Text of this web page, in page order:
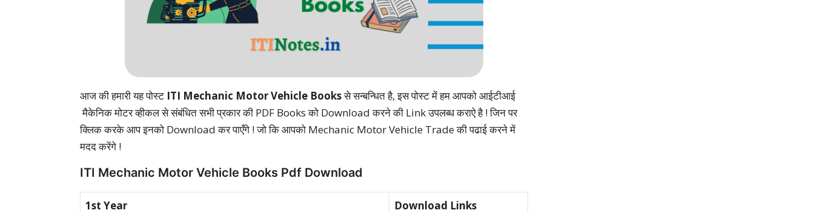
आज की हमारी यह पोस्ट ITI Mechanic Motor Vehicle Booksसे सन्बन्धित है, इस पोस्ट में हम आपको आईटीआई
मैकेनिक मोटर व्हीकल से संबंधित सभी प्रकार की PDF Books को Download करने की Link उपलब्ध कराऐ है ! जिन पर
क्लिक करके आप इनको Download कर पाएँगे ! जो कि आपको Mechanic Motor Vehicle Trade की पढाई करने में
मदद करेंगे !
ITI Mechanic Motor Vehicle Books Pdf Download
1st Year
Download Links